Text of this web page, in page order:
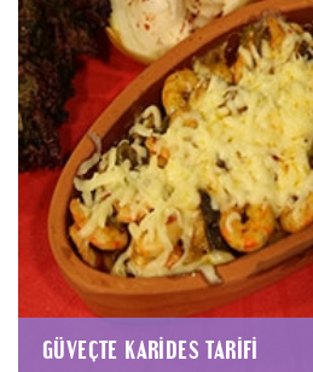
GÜVEÇTE KARIDES TARIFI